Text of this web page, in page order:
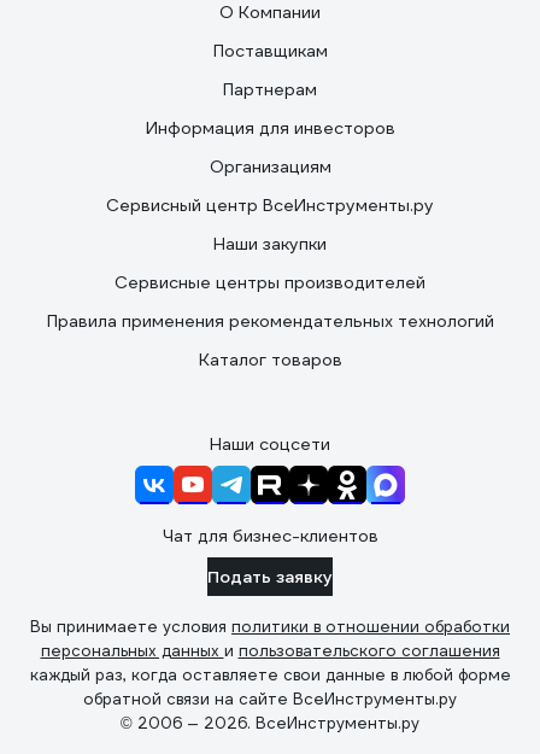
О Компании
Поставщикам
Партнерам
Информация для инвесторов
Организациям
Сервисный центр ВсеИнструменты.ру
Наши закупки
Сервисные центры производителей
Правила применения рекомендательных технологий
Каталог товаров
Наши соцсети
Чат для бизнес-клиентов
Подать заявку
Вы принимаете условия политики в отношении обработки
персональных данных и пользовательского соглашения
каждый раз, когда оставляете свои данные в любой форме
обратной связи на сайте ВсеИнструменты.ру
© 2006 — 2026. ВсеИнструменты.ру